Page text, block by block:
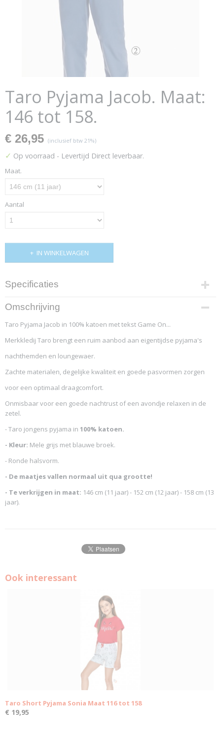
Taro Pyjama Jacob. Maat:
146 tot 158.
€ 26,95 (inclusief btw 21%)
✓ Op voorraad - Levertijd Direct leverbaar.
Maat.
Aantal
IN WINKELWAGEN
Specificaties
Productcode
4208-10586
Omschrijving
Taro Pyjama Jacob in 100% katoen met tekst Game On...
Merkkledij Taro brengt een ruim aanbod aan eigentijdse pyjama's
nachthemden en loungewaer.
Zachte materialen, degelijke kwaliteit en goede pasvormen zorgen
voor een optimaal draagcomfort.
Onmisbaar voor een goede nachtrust of een avondje relaxen in de
zetel.
- Taro jongens pyjama in 100% katoen.
- Kleur: Mele grijs met blauwe broek.
- Ronde halsvorm.
- De maatjes vallen normaal uit qua grootte!
- Te verkrijgen in maat: 146 cm (11 jaar) - 152 cm (12 jaar) - 158 cm (13
jaar).
Ook interessant
Taro Short Pyjama Sonia Maat 116 tot 158
€ 19,95